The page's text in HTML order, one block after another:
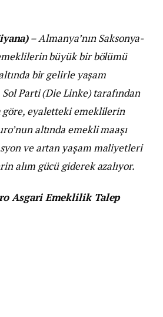
– Almanya’nın Saksonya-
büyük bir bölümü
bir gelirle yaşam
Parti (Die Linke) tarafından
göre, eyaletteki emeklilerin
altında emekli maaşı
ve artan yaşam maliyetleri
alım gücü giderek azalıyor.
Asgari Emeklilik Talep